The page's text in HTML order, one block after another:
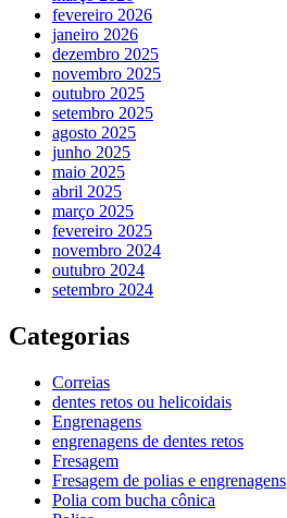
fevereiro 2026
janeiro 2026
dezembro 2025
novembro 2025
outubro 2025
setembro 2025
agosto 2025
junho 2025
maio 2025
abril 2025
março 2025
fevereiro 2025
novembro 2024
outubro 2024
setembro 2024
Categorias
Correias
dentes retos ou helicoidais
Engrenagens
engrenagens de dentes retos
Fresagem
Fresagem de polias e engrenagens
Polia com bucha cônica